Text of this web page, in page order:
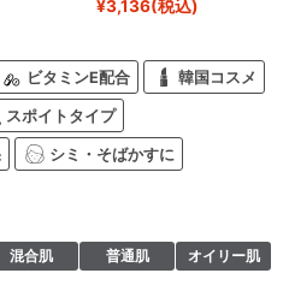
¥3,136(税込)
ビタミンE配合 韓国コスメ
スポイトタイプ
シミ・そばかすに
混合肌 普通肌 オイリー肌